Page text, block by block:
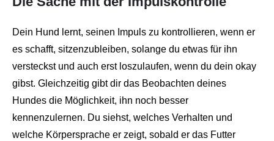
Dein Hund lernt, seinen Impuls zu kontrollieren, wenn er
es schafft, sitzenzubleiben, solange du etwas für ihn
versteckst und auch erst loszulaufen, wenn du dein okay
gibst. Gleichzeitig gibt dir das Beobachten deines
Hundes die Möglichkeit, ihn noch besser
kennenzulernen. Du siehst, welches Verhalten und
welche Körpersprache er zeigt, sobald er das Futter